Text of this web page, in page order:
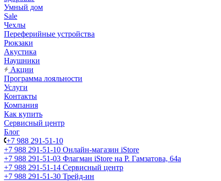
Умный дом
Sale
Чехлы
Переферийные устройства
Рюкзаки
Акустика
Наушники
Акции
Программа лояльности
Услуги
Контакты
Компания
Как купить
Сервисный центр
Блог
+7 988 291-51-10
+7 988 291-51-10 Онлайн-магазин iStore
+7 988 291-51-03 Флагман iStore на Р. Гамзатова, 64а
+7 988 291-51-14 Сервисный центр
+7 988 291-51-30 Трейд-ин